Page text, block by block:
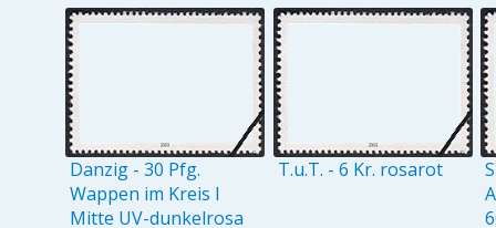
Danzig - 30 Pfg.
Wappen im Kreis I
Mitte UV-dunkelrosa
T.u.T. - 6 Kr. rosarot